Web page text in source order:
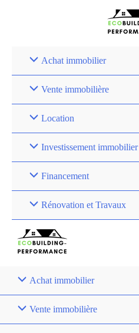
Achat immobilier
Vente immobilière
Location
Investissement immobilier
Financement
Rénovation et Travaux
Achat immobilier
Vente immobilière